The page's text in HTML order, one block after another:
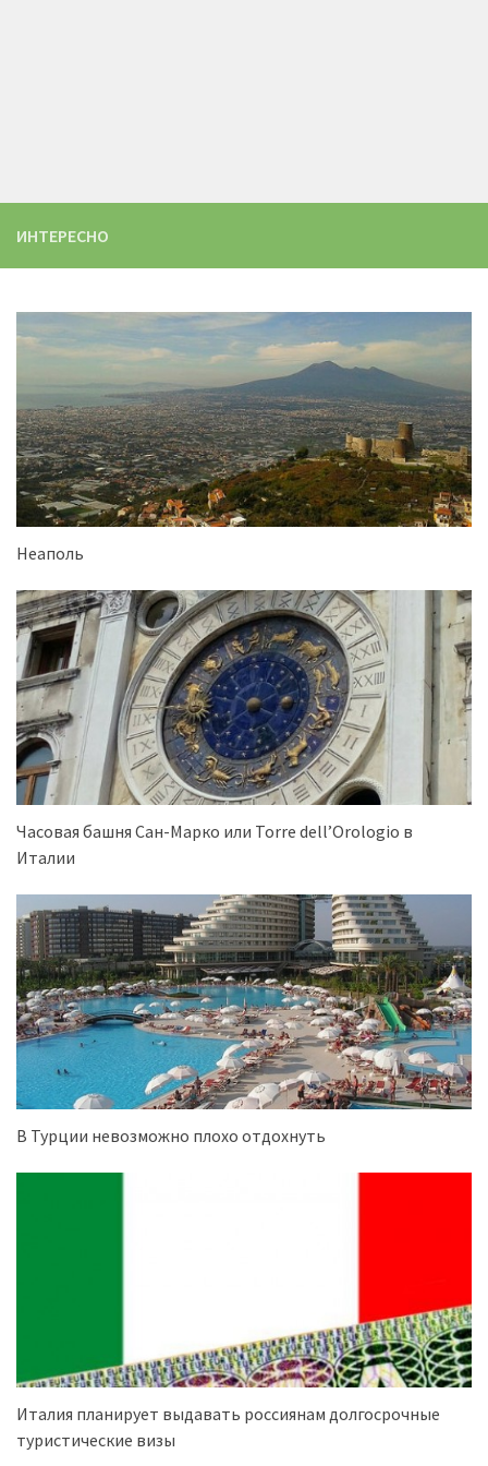
ИНТЕРЕСНО
Неаполь
Часовая башня Сан-Марко или Torre dell’Orologio в
Италии
В Турции невозможно плохо отдохнуть
Италия планирует выдавать россиянам долгосрочные
туристические визы